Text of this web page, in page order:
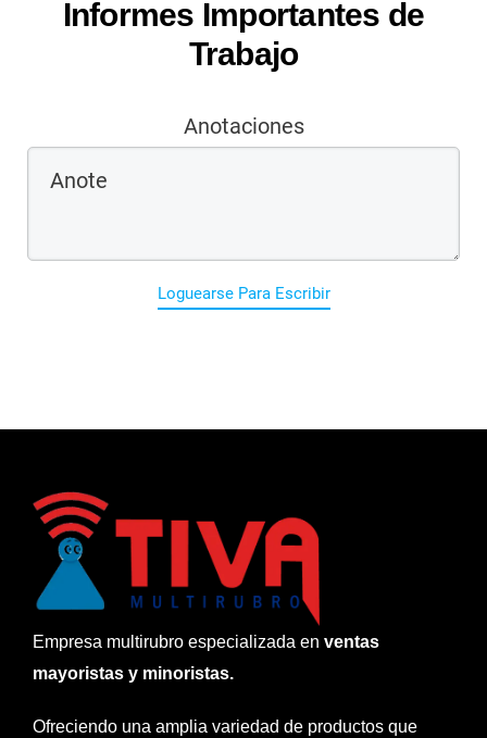
Informes Importantes de
Trabajo
Anotaciones
Loguearse Para Escribir
Empresa multirubro especializada en ventas
mayoristas y minoristas.
Ofreciendo una amplia variedad de productos que